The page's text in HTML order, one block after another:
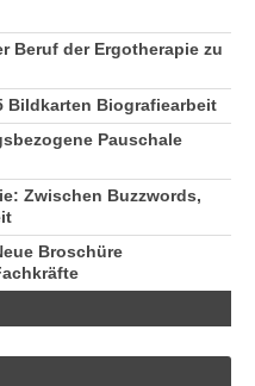
Beruf der Ergotherapie zu
Bildkarten Biografiearbeit
Pauschale
Zwischen Buzzwords,
Broschüre